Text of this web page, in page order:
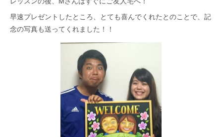
早速プレゼントしたところ、とても喜んでくれたとのことで、記
念の写真も送ってくれました！！